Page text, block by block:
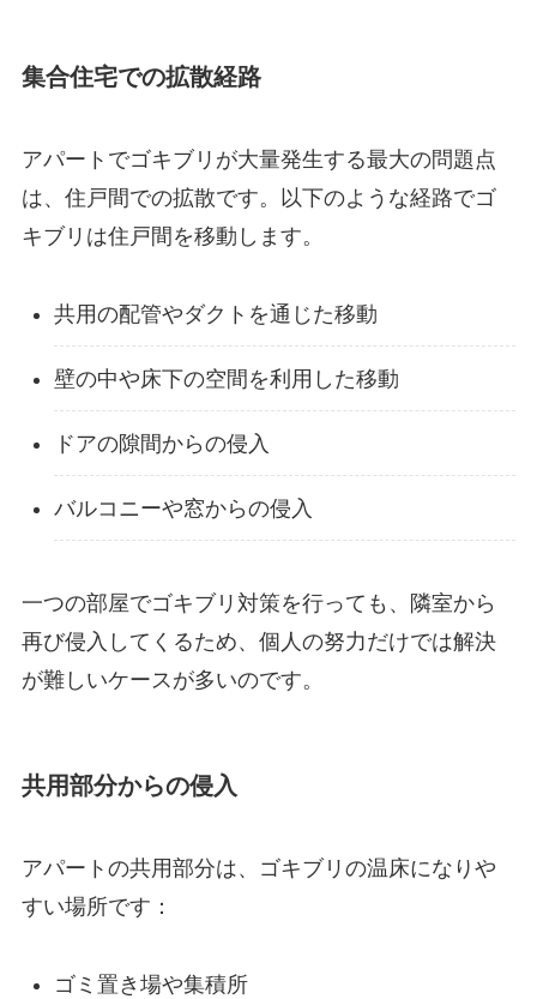
集合住宅での拡散経路
アパートでゴキブリが大量発生する最大の問題点
は、住戸間での拡散です。以下のような経路でゴ
キブリは住戸間を移動します。
共用の配管やダクトを通じた移動
壁の中や床下の空間を利用した移動
ドアの隙間からの侵入
バルコニーや窓からの侵入
一つの部屋でゴキブリ対策を行っても、隣室から
再び侵入してくるため、個人の努力だけでは解決
が難しいケースが多いのです。
共用部分からの侵入
アパートの共用部分は、ゴキブリの温床になりや
すい場所です：
ゴミ置き場や集積所